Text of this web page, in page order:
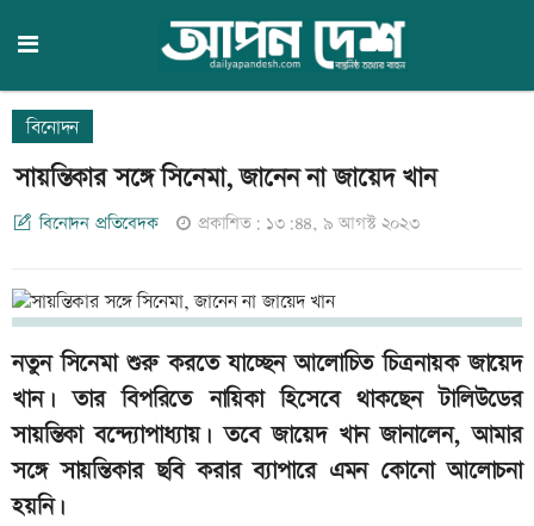
বিনোদন
সায়ন্তিকার সঙ্গে সিনেমা, জানেন না জায়েদ খান
বিনোদন প্রতিবেদক প্রকাশিত: ১৩:৪৪, ৯ আগস্ট ২০২৩
নতুন সিনেমা শুরু করতে যাচ্ছেন আলোচিত চিত্রনায়ক জায়েদ
খান। তার বিপরিতে নায়িকা হিসেবে থাকছেন টালিউডের
সায়ন্তিকা বন্দ্যোপাধ্যায়। তবে জায়েদ খান জানালেন, আমার
সঙ্গে সায়ন্তিকার ছবি করার ব্যাপারে এমন কোনো আলোচনা
হয়নি।